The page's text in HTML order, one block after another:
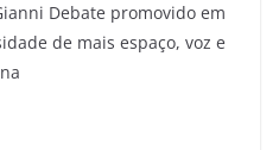
Debate promovido em
de mais espaço, voz e